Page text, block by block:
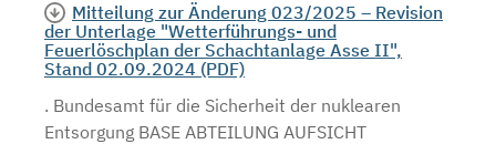
Mitteilung zur Änderung 023/2025 – Revision
der Unterlage "Wetterführungs- und
Feuerlöschplan der Schachtanlage Asse II",
Stand 02.09.2024 (PDF)
. Bundesamt für die Sicherheit der nuklearen
Entsorgung BASE ABTEILUNG AUFSICHT